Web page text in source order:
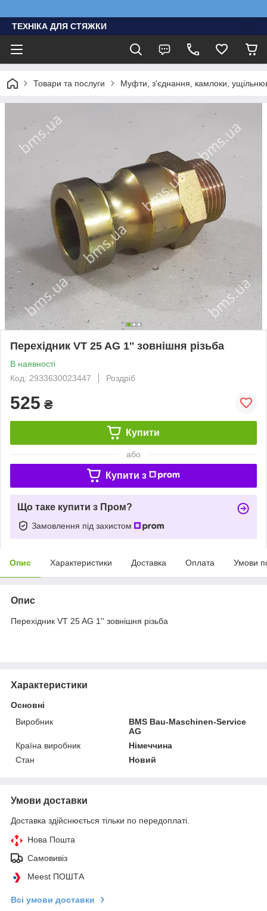
ТЕХНІКА ДЛЯ СТЯЖКИ
Товари та послуги Муфти, з'єднання, камлоки,
Перехідник VT 25 AG 1'' зовнішня різьба
В наявності
Код: 2933630023447
Роздріб
525 ₴
Купити
або
Купити з
Що таке купити з Пром?
Замовлення під захистом
Опис Характеристики Доставка Оплата Умови
Опис
Перехідник VT 25 AG 1'' зовнішня різьба
Характеристики
Основні
Виробник
BMS Bau-Maschinen-Service
AG
Країна виробник
Німеччина
Стан
Новий
Умови доставки
Доставка здійснюється тільки по передоплаті.
Нова Пошта
Самовивіз
Meest ПОШТА
Всі умови доставки